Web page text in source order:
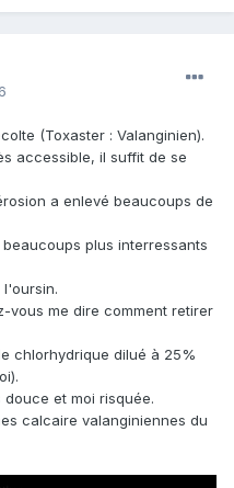
(Toxaster : Valanginien).
accessible, il suffit de se
a enlevé beaucoups de
plus interressants
vous me dire comment retirer
chlorhydrique dilué à 25%
et moi risquée.
calcaire valanginiennes du